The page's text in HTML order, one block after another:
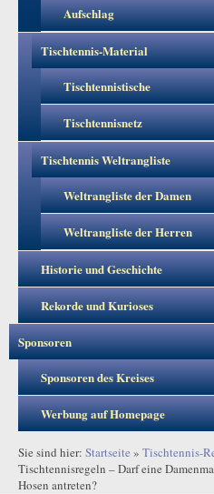
Aufschlag
Tischtennis-Material
Tischtennistische
Tischtennisnetz
Tischtennis Weltrangliste
Weltrangliste der Damen
Weltrangliste der Herren
Historie und Geschichte
Rekorde und Kurioses
Sponsoren
Sponsoren des Kreises
Werbung auf Homepage
Sie sind hier: Startseite » Tischtennis-
Tischtennisregeln – Darf eine
Hosen antreten?